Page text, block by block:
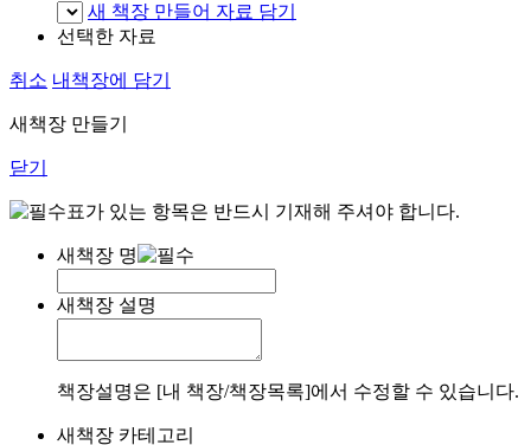
새 책장 만들어 자료 담기
선택한 자료
취소 내책장에 담기
새책장 만들기
닫기
표가 있는 항목은 반드시 기재해 주셔야 합니다.
새책장 명
새책장 설명
책장설명은 [내 책장/책장목록]에서 수정할 수 있습니다.
새책장 카테고리